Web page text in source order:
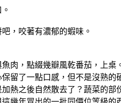
，咬著有濃郁的蝦味。
肉，點綴幾瓣風乾番茄，上桌
留了一點口感，但不是沒熟的
熱之後自然散去了？蔬菜的